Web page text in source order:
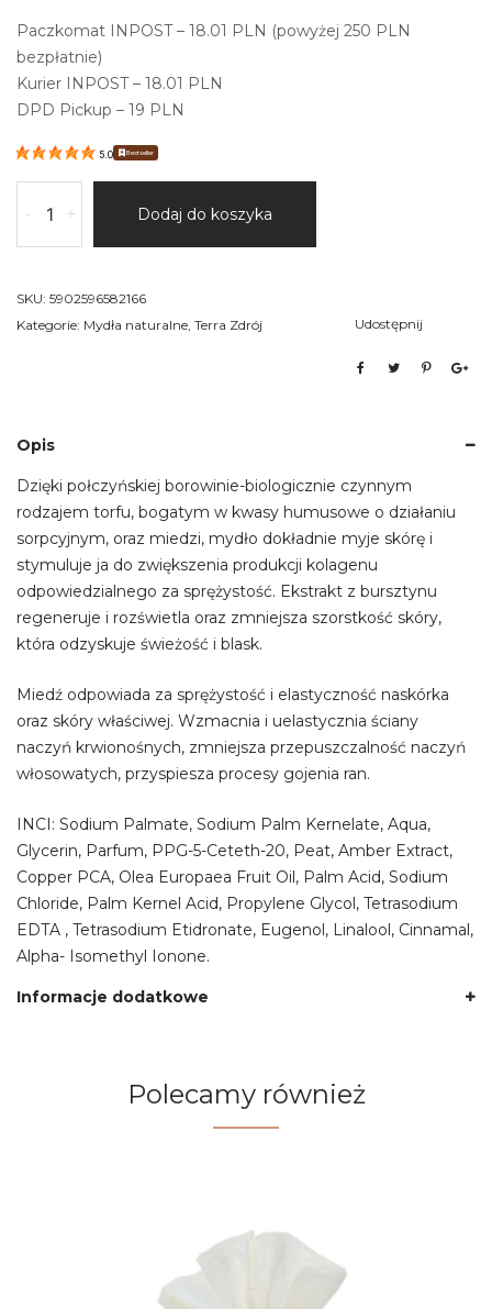
Paczkomat INPOST – 18.01 PLN (powyżej 250 PLN
bezpłatnie)
Kurier INPOST – 18.01 PLN
DPD Pickup – 19 PLN
5.0 Bestseller
Mydło
naturalne
połczyńską
borowiną,
+
- Dodaj do koszyka
SKU: 5902596582166
Kategorie: Mydła naturalne, Terra Zdrój Udostępnij
Opis
Dzięki połczyńskiej borowinie-biologicznie czynnym
rodzajem torfu, bogatym w kwasy humusowe o działaniu
sorpcyjnym, oraz miedzi, mydło dokładnie myje skórę i
stymuluje ja do zwiększenia produkcji kolagenu
odpowiedzialnego za sprężystość. Ekstrakt z bursztynu
regeneruje i rozświetla oraz zmniejsza szorstkość skóry,
która odzyskuje świeżość i blask.
Miedź odpowiada za sprężystość i elastyczność naskórka
oraz skóry właściwej. Wzmacnia i uelastycznia ściany
naczyń krwionośnych, zmniejsza przepuszczalność naczyń
włosowatych, przyspiesza procesy gojenia ran.
INCI: Sodium Palmate, Sodium Palm Kernelate, Aqua,
Glycerin, Parfum, PPG-5-Ceteth-20, Peat, Amber Extract,
Copper PCA, Olea Europaea Fruit Oil, Palm Acid, Sodium
Chloride, Palm Kernel Acid, Propylene Glycol, Tetrasodium
EDTA , Tetrasodium Etidronate, Eugenol, Linalool, Cinnamal,
Alpha- Isomethyl Ionone.
Informacje dodatkowe
Polecamy również